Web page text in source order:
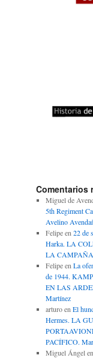
Comentarios
Miguel de
5th Regiment
Avelino
Felipeen 22 de
Harka. LA
LA
Felipeen La
de 1944.
EN LAS
Martínez
arturoen El
Hermes. LA
PACÍFICO.
Miguel Ángelen